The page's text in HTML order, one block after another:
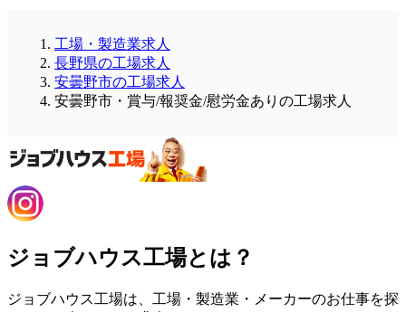
工場・製造業求人
長野県の工場求人
安曇野市の工場求人
安曇野市・賞与/報奨金/慰労金ありの工場求人
ジョブハウス工場とは？
ジョブハウス工場は、工場・製造業・メーカーのお仕事を探